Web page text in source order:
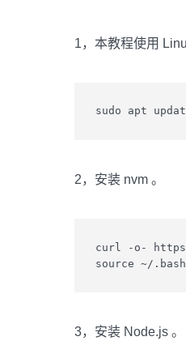
1，本教程使用
sudo apt
2，安装 nvm 。
curl -o-
source ~/
3，安装 Node.js 。